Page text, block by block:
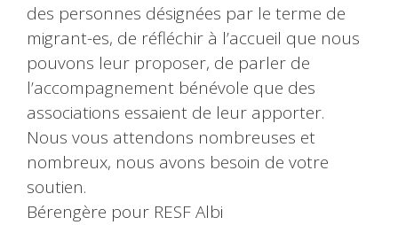
des personnes désignées par le terme de
migrant-es, de réfléchir à l’accueil que nous
pouvons leur proposer, de parler de
l’accompagnement bénévole que des
associations essaient de leur apporter.
Nous vous attendons nombreuses et
nombreux, nous avons besoin de votre
soutien.
Bérengère pour RESF Albi